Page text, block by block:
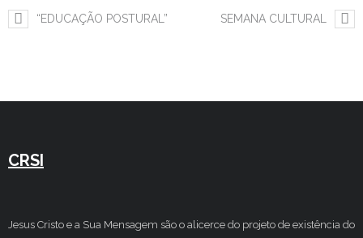
“EDUCAÇÃO POSTURAL” SEMANA CULTURAL
CRSI
Jesus Cristo e a Sua Mensagem são o alicerce do projeto de existência do